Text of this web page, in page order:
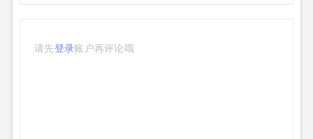
请先登录账户再评论哦